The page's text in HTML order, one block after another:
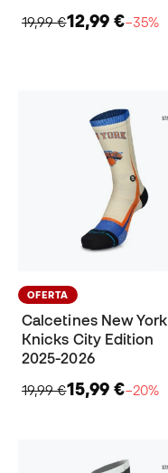
19,99 €12,99 €−35%
OFERTA
Calcetines New York
Knicks City Edition
2025-2026
19,99 €15,99 €−20%